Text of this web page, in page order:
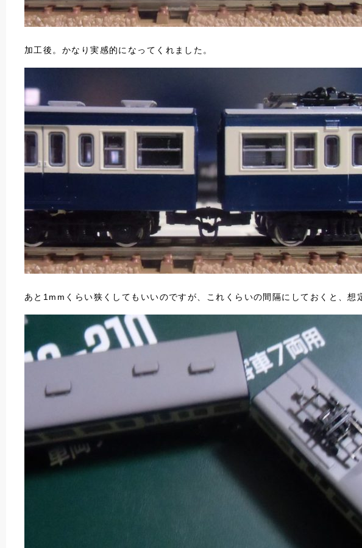
加工後。かなり実感的になってくれました。
あと1mmくらい狭くしてもいいのですが、これくらいの間隔にしておくと、